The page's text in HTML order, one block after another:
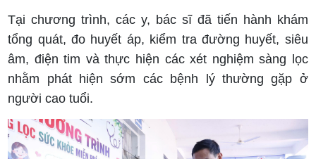
Tại chương trình, các y, bác sĩ đã tiến hành khám
tổng quát, đo huyết áp, kiểm tra đường huyết, siêu
âm, điện tim và thực hiện các xét nghiệm sàng lọc
nhằm phát hiện sớm các bệnh lý thường gặp ở
người cao tuổi.